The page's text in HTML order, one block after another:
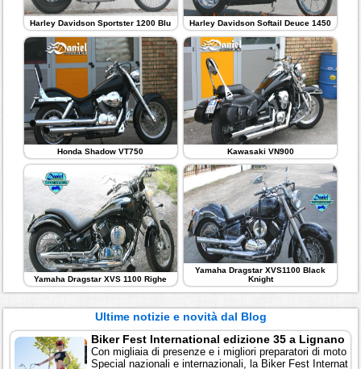
Harley Davidson Sportster 1200 Blu Harley Davidson Softail Deuce 1450
Honda Shadow VT750 Kawasaki VN900
Yamaha Dragstar XVS 1100 Righe
Yamaha Dragstar XVS1100 Black
Knight
Ultime notizie e novità dal Blog
Biker Fest International edizione 35 a Lignano
Con migliaia di presenze e i migliori preparatori di moto
Special nazionali e internazionali, la Biker Fest Internat